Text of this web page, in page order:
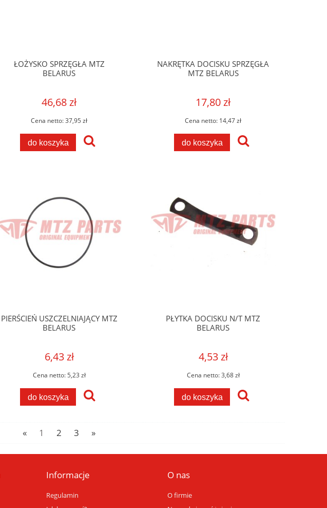
ŁOŻYSKO SPRZĘGŁA MTZ
BELARUS
46,68 zł
Cena netto:37,95 zł
do koszyka
NAKRĘTKA DOCISKU SPRZĘGŁA
MTZ BELARUS
17,80 zł
Cena netto: 14,47 zł
do koszyka
PIERŚCIEŃ USZCZELNIAJĄCY MTZ
BELARUS
6,43 zł
Cena netto:5,23 zł
do koszyka
PŁYTKA DOCISKU N/T MTZ
BELARUS
4,53 zł
Cena netto:3,68 zł
do koszyka
« 1 2 3 »
Informacje
Regulamin
O nas
O firmie